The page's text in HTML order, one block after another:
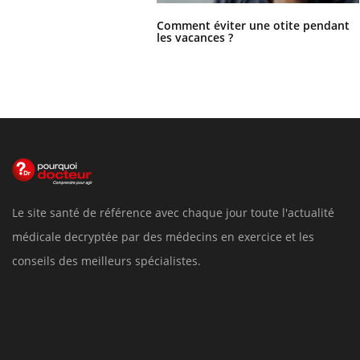
Comment éviter une otite pendant
les vacances ?
Le site santé de référence avec chaque jour toute l'actualité
médicale decryptée par des médecins en exercice et les
conseils des meilleurs spécialistes.